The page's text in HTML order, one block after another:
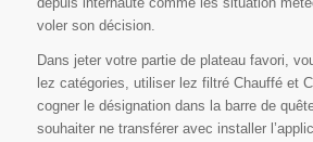
voler son décision.
Dans jeter votre partie de plateau favori,
lez catégories, utiliser lez filtré Chauffé et
cogner le désignation dans la barre de
souhaiter ne transférer avec installer